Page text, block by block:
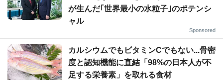
が生んだ｢世界最小の水粒子｣のポテンシ
ャル
Sponsored
カルシウムでもビタミンCでもない...骨密
度と認知機能に直結「98%の日本人が不
足する栄養素」を取れる食材